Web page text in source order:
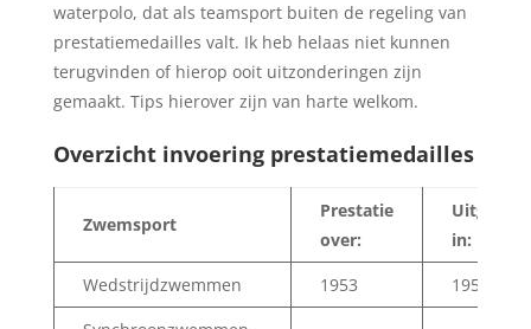
waterpolo, dat als teamsport buiten de regeling van
prestatiemedailles valt. Ik heb helaas niet kunnen
terugvinden of hierop ooit uitzonderingen zijn
gemaakt. Tips hierover zijn van harte welkom.
Overzicht invoering prestatiemedailles
Zwemsport
Prestatie
over:
in:
Wedstrijdzwemmen
1953
1954